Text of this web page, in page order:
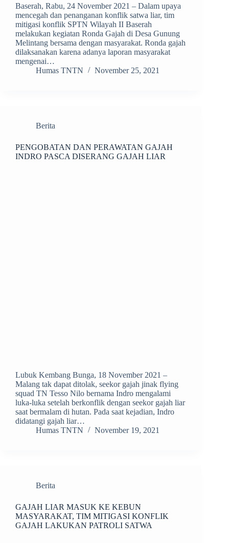
Baserah, Rabu, 24 November 2021 – Dalam upaya
mencegah dan penanganan konflik satwa liar, tim
mitigasi konflik SPTN Wilayah II Baserah
melakukan kegiatan Ronda Gajah di Desa Gunung
Melintang bersama dengan masyarakat. Ronda gajah
dilaksanakan karena adanya laporan masyarakat
mengenai…
Humas TNTN
November 25, 2021
Berita
PENGOBATAN DAN PERAWATAN GAJAH
INDRO PASCA DISERANG GAJAH LIAR
Lubuk Kembang Bunga, 18 November 2021 –
Malang tak dapat ditolak, seekor gajah jinak flying
squad TN Tesso Nilo bernama Indro mengalami
luka-luka setelah berkonflik dengan seekor gajah liar
saat bermalam di hutan. Pada saat kejadian, Indro
didatangi gajah liar…
Humas TNTN
November 19, 2021
Berita
GAJAH LIAR MASUK KE KEBUN
MASYARAKAT, TIM MITIGASI KONFLIK
GAJAH LAKUKAN PATROLI SATWA